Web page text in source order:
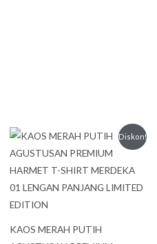
Diskon!
KAOS MERAH PUTIH
Harga
aslinya
adalah:
Rp399.999.
Harga
saat
ini
adalah:
Rp299.999.